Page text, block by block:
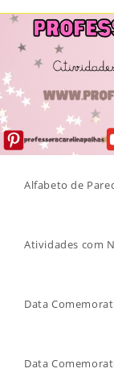
Skip
content
Alfabeto de
Atividades com
Data
Data